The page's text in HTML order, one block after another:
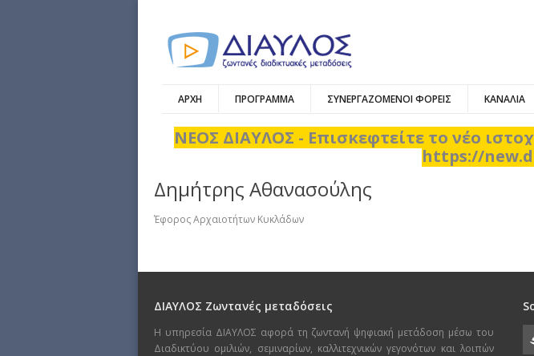
ΑΡΧΗ ΠΡΟΓΡΑΜΜΑ ΣΥΝΕΡΓΑΖΟΜΕΝΟΙ ΦΟΡΕΙΣ ΚΑΝΑΛΙΑ
ΝΕΟΣ ΔΙΑΥΛΟΣ - Επισκεφτείτε το νέο
https://
Δημήτρης Αθανασούλης
Έφορος Αρχαιοτήτων Κυκλάδων
ΔΙΑΥΛΟΣ Ζωντανές μεταδόσεις
Η υπηρεσία ΔΙΑΥΛΟΣ αφορά τη ζωντανή ψηφιακή μετάδοση μέσω του
Διαδικτύου ομιλιών, σεμιναρίων, καλλιτεχνικών γεγονότων και λοιπών